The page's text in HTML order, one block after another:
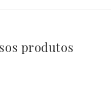
produtos